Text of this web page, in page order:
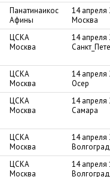
Панатинаикос
Афины
14 апреля
Москва
ЦСКА
Москва
14 апреля
ЦСКА
Москва
14 апреля
Осер
ЦСКА
Москва
14 апреля
Самара
ЦСКА
Москва
14 апреля
Волгоград
ЦСКА
Москва
14 апреля
Волгоград